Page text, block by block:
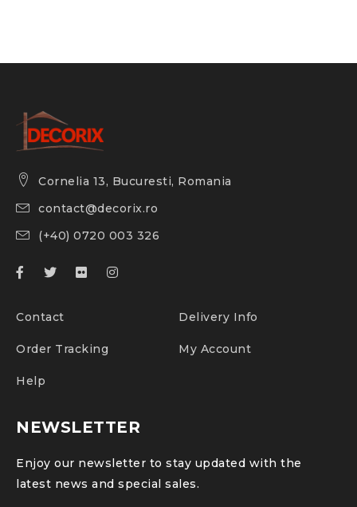
Cornelia 13, Bucuresti, Romania
contact@decorix.ro
(+40) 0720 003 326
Contact Delivery Info
Order Tracking My Account
Help
NEWSLETTER
Enjoy our newsletter to stay updated with the
latest news and special sales.